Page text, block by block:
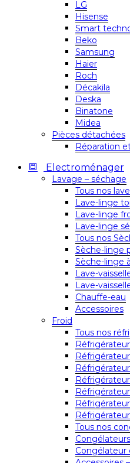
LG
Hisense
Smart
Beko
Samsung
Haier
Roch
Décakila
Deska
Binatone
Midea
Pièces détachées
Réparation
Electroménager
Lavage – séchage
Tous nos
Lave-linge
Lave-linge
Lave-linge
Tous nos
Sèche-linge
Sèche-linge
Lave-
Lave-
Chauffe-eau
Accessoires
Froid
Tous nos
Tous nos
Congélateur